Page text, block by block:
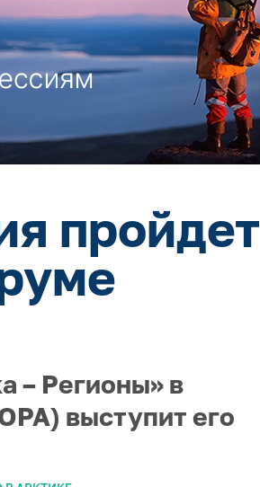
пройдет
– Регионы» в
выступит его